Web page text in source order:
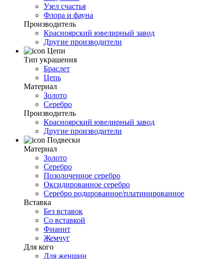
Узел счастья
Флора и фауна
Производитель
Красноярский ювелирный завод
Другие производители
Цепи
Тип украшения
Браслет
Цепь
Материал
Золото
Серебро
Производитель
Красноярский ювелирный завод
Другие производители
Подвески
Материал
Золото
Серебро
Позолоченное серебро
Оксидированное серебро
Серебро родированное/платинированное
Вставка
Без вставок
Со вставкой
Фианит
Жемчуг
Для кого
Для женщин